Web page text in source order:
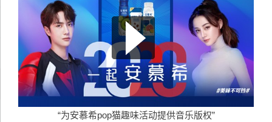
“为安慕希pop猫趣味活动提供音乐版权”